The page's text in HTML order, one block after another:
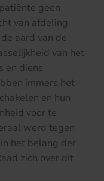
geen
van afdeling
aard van de
van het
en diens
immers het
en hun
voor te
werd tegen
het belang der
zich over dit